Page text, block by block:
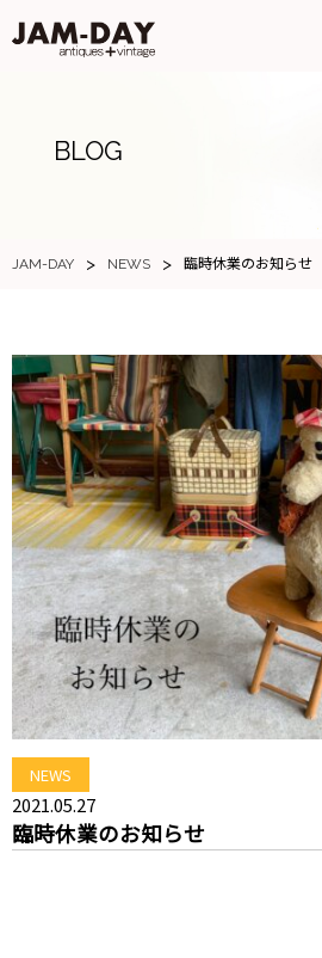
BLOG
JAM-DAY > NEWS > 臨時休業のお知らせ
NEWS
2021.05.27
臨時休業のお知らせ